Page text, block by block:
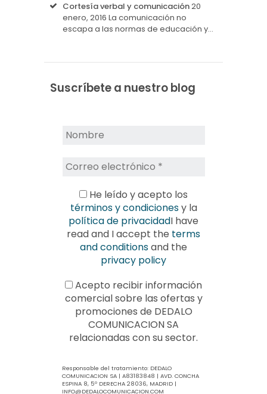
Cortesía verbal y comunicación20
enero, 2016 La comunicación no
escapa a las normas de educación y…
Suscríbete a nuestro blog
He leído y acepto los
términos y condicionesy la
política de privacidadI have
read and I accept the terms
and conditionsand the
privacy policy
Acepto recibir información
comercial sobre las ofertas y
promociones de DEDALO
COMUNICACION SA
relacionadas con su sector.
Responsable del tratamiento: DEDALO
COMUNICACION SA | A83183848 | AVD. CONCHA
ESPINA 8, 5º DERECHA 28036, MADRID |
INFO@DEDALOCOMUNICACION.COM